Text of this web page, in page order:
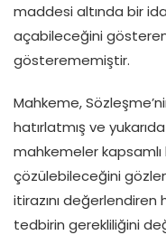
maddesi altında bir
açabileceğini gösteren
gösterememiştir.
Mahkeme,
hatırlatmış ve
mahkemeler kapsamlı
çözülebileceğini
itirazını değerlendiren
tedbirin gerekliliğini